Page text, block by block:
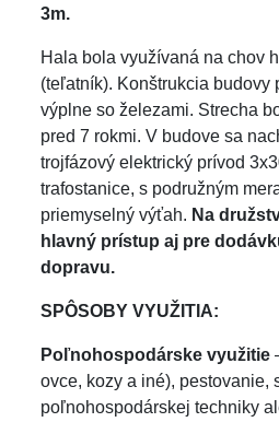
3m.
Hala bola využívaná na chov
(teľatník). Konštrukcia budovy
výplne so železami. Strecha
pred 7 rokmi. V budove sa
trojfázový elektrický prívod
trafostanice, s podružným
priemyselný výťah. Na
hlavný prístup aj pre
dopravu.
SPÔSOBY VYUŽITIA:
Poľnohospodárske využitie
ovce, kozy a iné), pestovanie,
poľnohospodárskej techniky